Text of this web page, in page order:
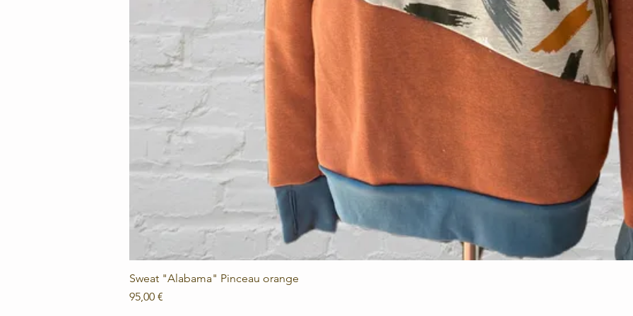
Sweat "Alabama" Pinceau orange
Prix
95,00 €